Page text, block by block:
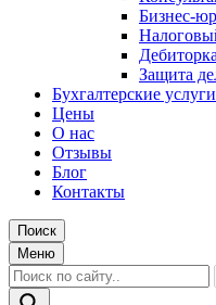
Бизнес-
Защита
Бухгалтерские услуги
Цены
О нас
Отзывы
Блог
Контакты
Поиск
Меню